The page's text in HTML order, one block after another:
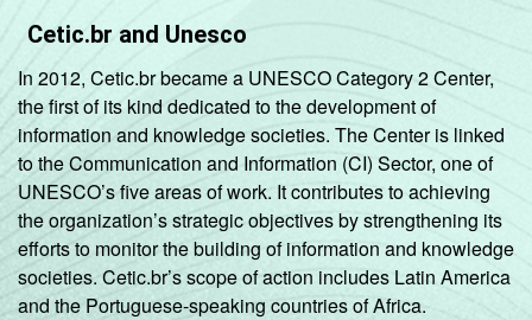
Cetic.br and Unesco
In 2012, Cetic.br became a UNESCO Category 2 Center,
the first of its kind dedicated to the development of
information and knowledge societies. The Center is linked
to the Communication and Information (CI) Sector, one of
UNESCO’s five areas of work. It contributes to achieving
the organization’s strategic objectives by strengthening its
efforts to monitor the building of information and knowledge
societies. Cetic.br’s scope of action includes Latin America
and the Portuguese-speaking countries of Africa.